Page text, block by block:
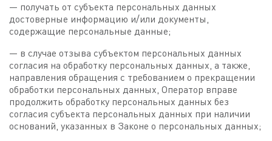
— получать от субъекта персональных данных
достоверные информацию и/или документы,
содержащие персональные данные;
— в случае отзыва субъектом персональных данных
согласия на обработку персональных данных, а также,
направления обращения с требованием о прекращении
обработки персональных данных, Оператор вправе
продолжить обработку персональных данных без
согласия субъекта персональных данных при наличии
оснований, указанных в Законе о персональных данных;